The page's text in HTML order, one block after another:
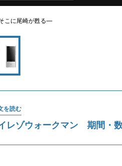
こに尾崎が甦る―
を読む
レゾウォークマン 期間・